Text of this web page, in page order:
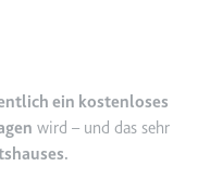
den Besucher
ein kostenloses
wird – und das sehr